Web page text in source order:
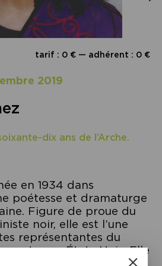
tarif : 0 € — adhérent : 0 €
2019
dix ans de l’Arche.
en 1934 dans
poétesse et dramaturge
Figure de proue du
noir, elle est l’une
représentantes du
aux États-Unis. Elle